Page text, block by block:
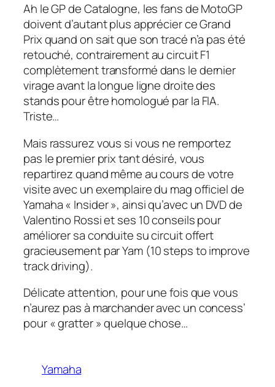
Ah le GP de Catalogne, les fans de MotoGP
doivent d’autant plus apprécier ce Grand
Prix quand on sait que son tracé n’a pas été
retouché, contrairement au circuit F1
complètement transformé dans le dernier
virage avant la longue ligne droite des
stands pour être homologué par la FIA.
Triste…
Mais rassurez vous si vous ne remportez
pas le premier prix tant désiré, vous
repartirez quand même au cours de votre
visite avec un exemplaire du mag officiel de
Yamaha « Insider », ainsi qu’avec un DVD de
Valentino Rossi et ses 10 conseils pour
améliorer sa conduite su circuit offert
gracieusement par Yam (10 steps to improve
track driving).
Délicate attention, pour une fois que vous
n’aurez pas à marchander avec un concess’
pour « gratter » quelque chose…
Yamaha